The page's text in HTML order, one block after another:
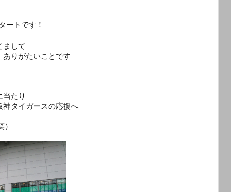
ートです！
まして
ありがたいことです
当たり
神タイガースの応援へ